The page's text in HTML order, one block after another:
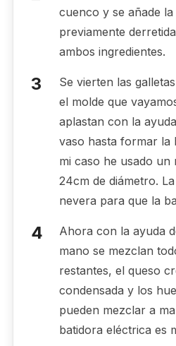
cuenco y se añade
previamente
ambos ingredientes.
Se vierten las
el molde que
aplastan con la
vaso hasta formar la
mi caso he usado un
24cm de diámetro.
nevera para que la
Ahora con la ayuda
mano se mezclan
restantes, el queso
condensada y los
pueden mezclar a
batidora eléctrica es